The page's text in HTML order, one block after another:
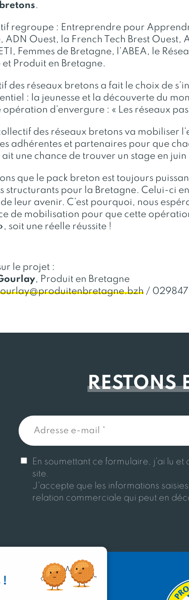
.
regroupe : Entreprendre pour
ADN Ouest, la French Tech Brest Ouest,
Femmes de Bretagne, l’ABEA, le
et Produit en Bretagne.
des réseaux bretons a fait le choix de
: la jeunesse et la découverte du
d’envergure : « Les réseaux
des réseaux bretons va mobiliser
adhérentes et partenaires pour que
ait une chance de trouver un stage en
que le pack breton est toujours
structurants pour la Bretagne. Celui-ci en
leur avenir. C’est pourquoi, nous
de mobilisation pour que cette
soit une réelle réussite !
le projet :
, Produit en Bretagne
duitenbretagne.bzh /
RESTONS
En soumettant ce formulaire, j'ai lu
site.
J'accepte que les informations
relation commerciale qui peut en
!